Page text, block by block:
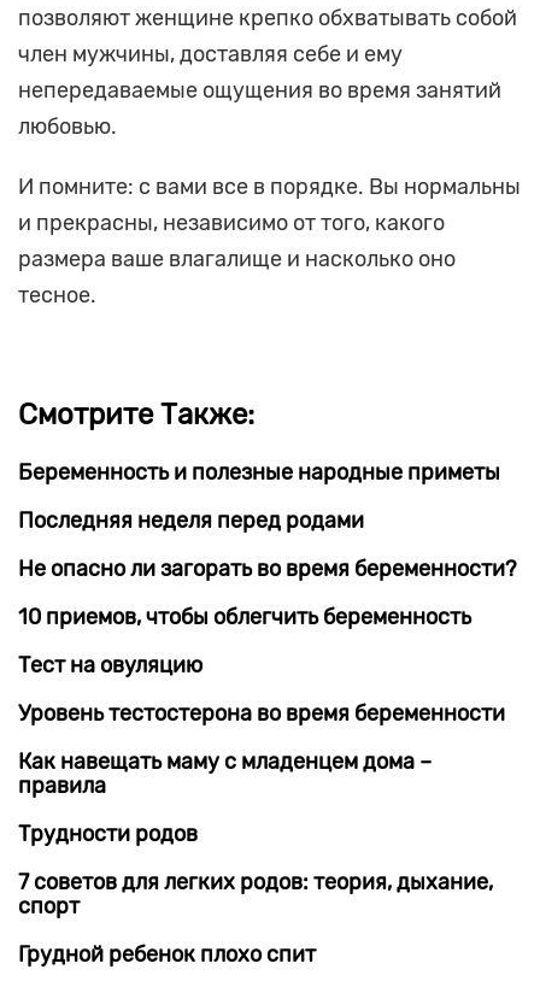
позволяют женщине крепко обхватывать собой
член мужчины, доставляя себе и ему
непередаваемые ощущения во время занятий
любовью.
И помните: с вами все в порядке. Вы нормальны
и прекрасны, независимо от того, какого
размера ваше влагалище и насколько оно
тесное.
Смотрите Также:
Беременность и полезные народные приметы
Последняя неделя перед родами
Не опасно ли загорать во время беременности?
10 приемов, чтобы облегчить беременность
Тест на овуляцию
Уровень тестостерона во время беременности
Как навещать маму с младенцем дома –
правила
Трудности родов
7 советов для легких родов: теория, дыхание,
спорт
Грудной ребенок плохо спит